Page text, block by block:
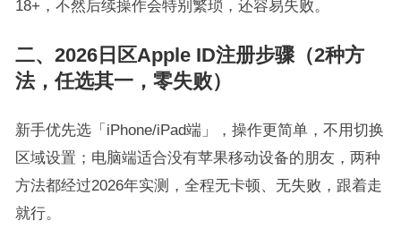
18+，不然后续操作会特别繁琐，还容易失败。
二、2026日区Apple ID注册步骤（2种方
法，任选其一，零失败）
新手优先选「iPhone/iPad端」，操作更简单，不用切换
区域设置；电脑端适合没有苹果移动设备的朋友，两种
方法都经过2026年实测，全程无卡顿、无失败，跟着走
就行。